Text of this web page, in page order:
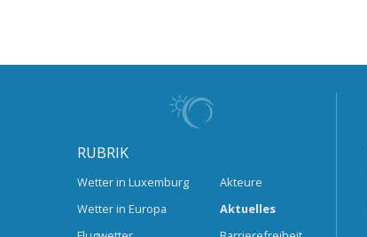
RUBRIK
Wetter in Luxemburg
Wetter in Europa
Akteure
Aktuelles